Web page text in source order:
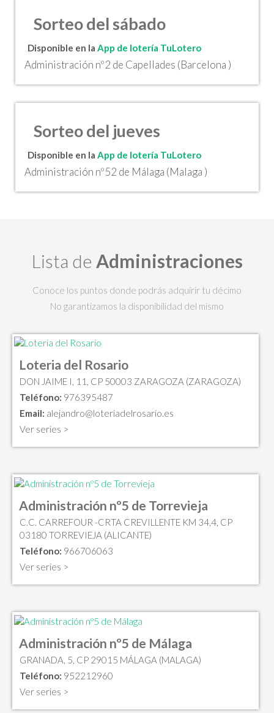
Sorteo del sábado
Disponible en la App de lotería TuLotero
Administración nº2 de Capellades (Barcelona )
Sorteo del jueves
Disponible en la App de lotería TuLotero
Administración nº52 de Málaga (Malaga )
Lista de Administraciones
Conoce los puntos donde podrás adquirir tu décimo
No garantizamos la disponibilidad del mismo
Loteria del Rosario
DON JAIME I, 11, CP 50003 ZARAGOZA (ZARAGOZA)
Teléfono: 976395487
Email: alejandro@loteriadelrosario.es
Ver series >
Administración nº5 de Torrevieja
C.C. CARREFOUR -CRTA CREVILLENTE KM 34,4, CP
03180 TORREVIEJA (ALICANTE)
Teléfono: 966706063
Ver series >
Administración nº5 de Málaga
GRANADA, 5, CP 29015 MÁLAGA (MALAGA)
Teléfono: 952212960
Ver series >